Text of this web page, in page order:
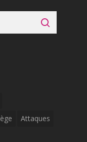
Attaques